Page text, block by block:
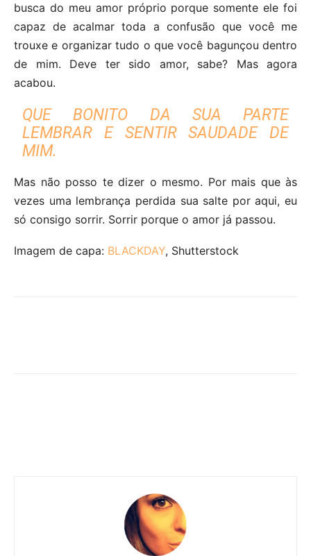
busca do meu amor próprio porque somente ele foi
capaz de acalmar toda a confusão que você me
trouxe e organizar tudo o que você bagunçou dentro
de mim. Deve ter sido amor, sabe? Mas agora
acabou.
QUE BONITO DA SUA PARTE
LEMBRAR E SENTIR SAUDADE DE
MIM.
Mas não posso te dizer o mesmo. Por mais que às
vezes uma lembrança perdida sua salte por aqui, eu
só consigo sorrir. Sorrir porque o amor já passou.
Imagem de capa: BLACKDAY, Shutterstock